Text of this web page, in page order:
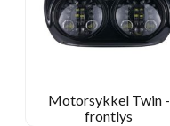
Motorsykkel Twin -
frontlys